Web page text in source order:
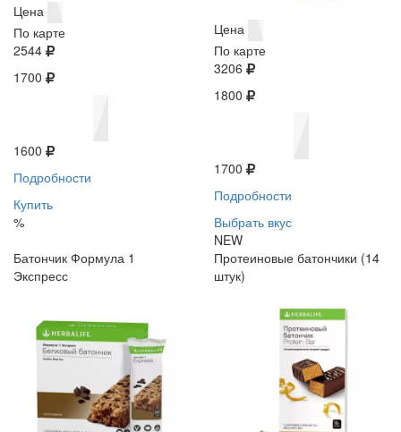
Цена
По карте
2544
1700
1600
Подробности
Купить
%
Цена
По карте
3206
1800
1700
Подробности
Выбрать вкус
NEW
Батончик Формула 1
Экспресс
Протеиновые батончики (14
штук)